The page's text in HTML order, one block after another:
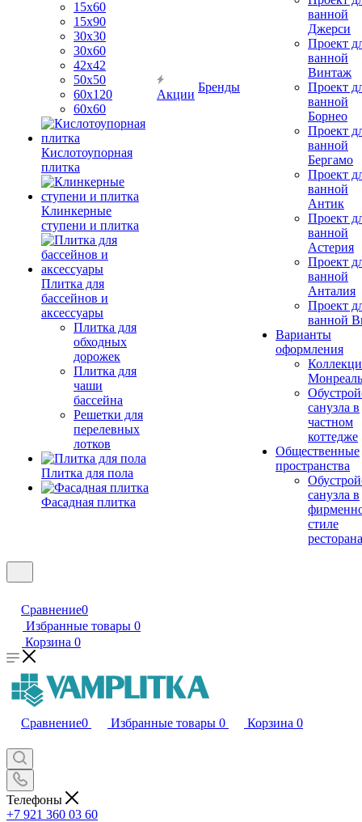
15х60
15x90
30х30
30х60
42х42
50х50
60х120
60х60
Кислотоупорная
плитка
Клинкерные
ступени и плитка
Плитка для
бассейнов и
аксессуары
Плитка для
обходных
дорожек
Плитка для
чаши
бассейна
Решетки для
перелевных
лотков
Плитка для пола
Фасадная плитка
Акции
Бренды
ванной
Джерси
Проект
ванной
Винтаж
Проект
ванной
Борнео
Проект
ванной
Бергамо
Проект
ванной
Антик
Проект
ванной
Астерия
Проект
ванной
Анталия
Проект
ванной
Варианты
оформления
Монреаль
санузла в
частном
коттедже
Общественные
пространства
санузла в
стиле
ресторана
Сравнение0
Избранные товары 0
Корзина 0
Сравнение0 Избранные товары 0 Корзина 0
Телефоны
+7 921 360 03 60